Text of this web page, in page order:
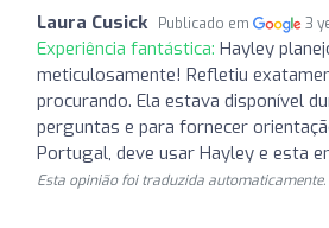
Laura Cusick Publicado em 3
Experiência fantástica: Hayley
meticulosamente! Refletiu
procurando. Ela estava disponível
perguntas e para fornecer
Portugal, deve usar Hayley e esta
Esta opinião foi traduzida automaticamente.